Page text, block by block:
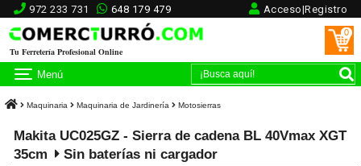
972 233 731 648 179 479 Acceso|Registro
Tu Ferretería Profesional Online
0
Menú
Maquinaria Maquinaria de Jardinería Motosierras
Makita UC025GZ - Sierra de cadena BL 40Vmax XGT
35cm
Sin baterías ni cargador